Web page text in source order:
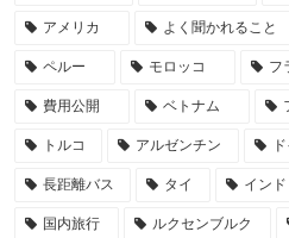
アメリカ よく聞かれること
ペルー モロッコ フ
費用公開 ベトナム
トルコ アルゼンチン
長距離バス タイ インド
国内旅行 ルクセンブルク